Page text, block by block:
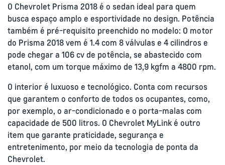
O Chevrolet Prisma 2018 é o sedan ideal para quem
busca espaço amplo e esportividade no design. Potência
também é pré-requisito preenchido no modelo: O motor
do Prisma 2018 vem é 1.4 com 8 válvulas e 4 cilindros e
pode chegar a 106 cv de potência, se abastecido com
etanol, com um torque máximo de 13,9 kgfm a 4800 rpm.
O interior é luxuoso e tecnológico. Conta com recursos
que garantem o conforto de todos os ocupantes, como,
por exemplo, o ar-condicionado e o porta-malas com
capacidade de 500 litros. O Chevrolet MyLink é outro
item que garante praticidade, segurança e
entretenimento, por meio da tecnologia de ponta da
Chevrolet.